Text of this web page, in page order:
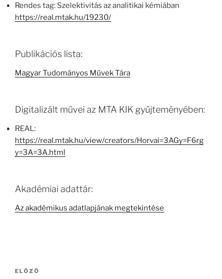
Rendes tag: Szelektivitás az analitikai kémiában
https://real.mtak.hu/19230/
Publikációs lista:
Magyar Tudományos Művek Tára
Digitalizált művei az MTA KIK gyűjteményében:
REAL:
https://real.mtak.hu/view/creators/Horvai=3AGy=F6rg
y=3A=3A.html
Akadémiai adattár:
Az akadémikus adatlapjának megtekintése
Bejegyzés
Korábbi
ELŐZŐ